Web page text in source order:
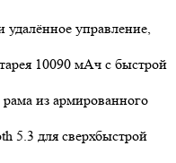
удалённое управление,
10090 мАч с быстрой
из армированного
5.3 для сверхбыстрой